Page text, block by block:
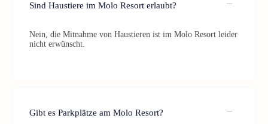
Sind Haustiere im Molo Resort erlaubt?
Nein, die Mitnahme von Haustieren ist im Molo Resort leider
nicht erwünscht.
Gibt es Parkplätze am Molo Resort?